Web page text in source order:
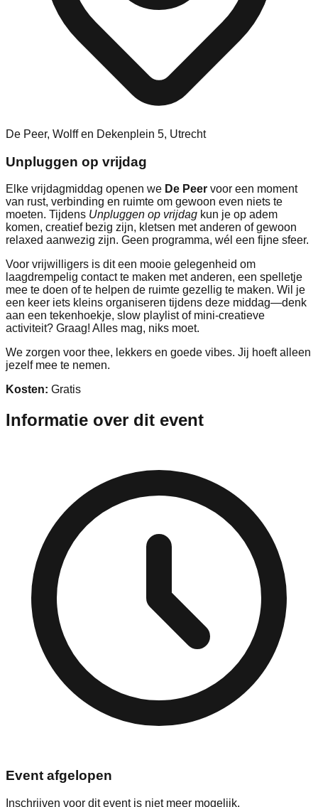
De Peer, Wolff en Dekenplein 5, Utrecht
Unpluggen op vrijdag
Elke vrijdagmiddag openen we De Peer voor een moment
van rust, verbinding en ruimte om gewoon even niets te
moeten. Tijdens Unpluggen op vrijdag kun je op adem
komen, creatief bezig zijn, kletsen met anderen of gewoon
relaxed aanwezig zijn. Geen programma, wél een fijne sfeer.
Voor vrijwilligers is dit een mooie gelegenheid om
laagdrempelig contact te maken met anderen, een spelletje
mee te doen of te helpen de ruimte gezellig te maken. Wil je
een keer iets kleins organiseren tijdens deze middag—denk
aan een tekenhoekje, slow playlist of mini-creatieve
activiteit? Graag! Alles mag, niks moet.
We zorgen voor thee, lekkers en goede vibes. Jij hoeft alleen
jezelf mee te nemen.
Kosten: Gratis
Informatie over dit event
Event afgelopen
Inschrijven voor dit event is niet meer mogelijk.